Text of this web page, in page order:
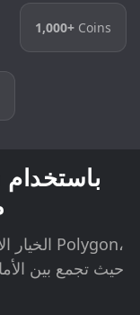
1,000+Coins
حيث تجمع بين